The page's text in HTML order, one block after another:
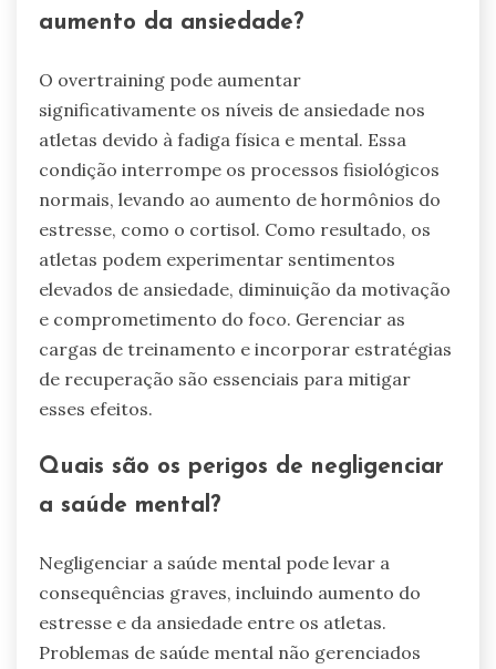
aumento da ansiedade?
O overtraining pode aumentar
significativamente os níveis de ansiedade nos
atletas devido à fadiga física e mental. Essa
condição interrompe os processos fisiológicos
normais, levando ao aumento de hormônios do
estresse, como o cortisol. Como resultado, os
atletas podem experimentar sentimentos
elevados de ansiedade, diminuição da motivação
e comprometimento do foco. Gerenciar as
cargas de treinamento e incorporar estratégias
de recuperação são essenciais para mitigar
esses efeitos.
Quais são os perigos de negligenciar
a saúde mental?
Negligenciar a saúde mental pode levar a
consequências graves, incluindo aumento do
estresse e da ansiedade entre os atletas.
Problemas de saúde mental não gerenciados